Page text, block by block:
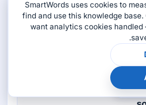
SmartWords uses cookies to
find and use this knowledge base.
want analytics cookies